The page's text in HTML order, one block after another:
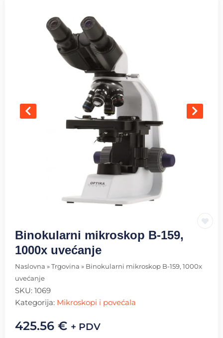
Binokularni mikroskop B-159,
1000x uvećanje
Naslovna » Trgovina » Binokularni mikroskop B-159, 1000x
uvećanje
SKU: 1069
Kategorija: Mikroskopi i povećala
425.56 € + PDV